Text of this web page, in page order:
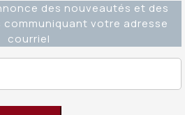
des nouveautés et des
votre adresse
courriel